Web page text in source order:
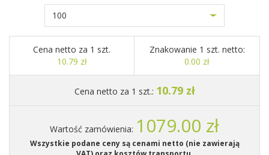
100
Cena netto za 1 szt.
10.79 zł
Znakowanie 1 szt. netto:
0.00 zł
Cena netto za 1 szt.: 10.79 zł
Wartość zamówienia: 1079.00 zł
Wszystkie podane ceny są cenami netto (nie zawierają